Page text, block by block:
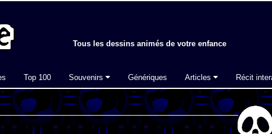
Tous les dessins animés de votre enfance
Top 100 Souvenirs Génériques Articles Récit